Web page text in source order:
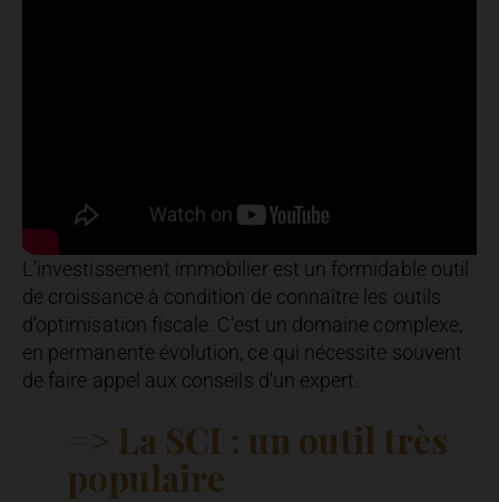
L’investissement immobilier est un formidable outil
de croissance à condition de connaître les outils
d’optimisation fiscale. C’est un domaine complexe,
en permanente évolution, ce qui nécessite souvent
de faire appel aux conseils d’un expert.
=> La SCI : un outil très
populaire